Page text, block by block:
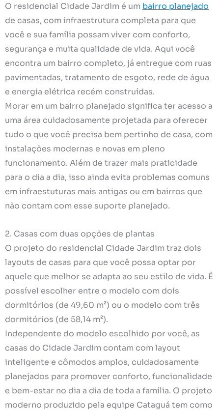
O residencial Cidade Jardim é um bairro planejado
de casas, com infraestrutura completa para que
você e sua família possam viver com conforto,
segurança e muita qualidade de vida. Aqui você
encontra um bairro completo, já entregue com ruas
pavimentadas, tratamento de esgoto, rede de água
e energia elétrica recém construídas.
Morar em um bairro planejado significa ter acesso a
uma área cuidadosamente projetada para oferecer
tudo o que você precisa bem pertinho de casa, com
instalações modernas e novas em pleno
funcionamento. Além de trazer mais praticidade
para o dia a dia, isso ainda evita problemas comuns
em infraestuturas mais antigas ou em bairros que
não contam com esse suporte planejado.
2. Casas com duas opções de plantas
O projeto do residencial Cidade Jardim traz dois
layouts de casas para que você possa optar por
aquele que melhor se adapta ao seu estilo de vida. É
possível escolher entre o modelo com dois
dormitórios (de 49,60 m²) ou o modelo com três
dormitórios (de 58,14 m²).
Independente do modelo escolhido por você, as
casas do Cidade Jardim contam com layout
inteligente e cômodos amplos, cuidadosamente
planejados para promover conforto, funcionalidade
e bem-estar no dia a dia de toda a família. O projeto
moderno produzido pela equipe Cataguá tem como